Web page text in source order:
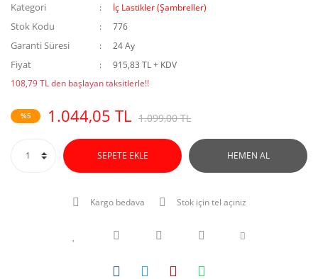
Kategori İç Lastikler (Şambreller)
Stok Kodu 776
Garanti Süresi 24 Ay
Fiyat
915,83 TL + KDV
108,79 TL den başlayan taksitlerle!!
%5 1.044,05 TL 1.099,00 TL
SEPETE EKLE HEMEN AL
Kargo bedava Stok için tel açınız